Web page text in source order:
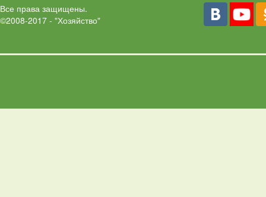
Все права защищены.
©2008-2017 - "Хозяйство"